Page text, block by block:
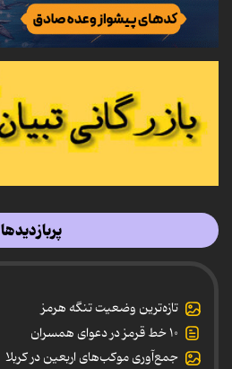
پربازدیدها
تازه‌ترین وضعیت تنگه هرمز
۱۰ خط قرمز در دعوای همسران
جمع‌آوری موکب‌های اربعین در کربلا